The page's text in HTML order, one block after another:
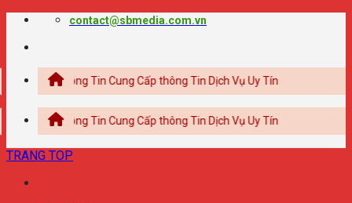
Chuyển
contact@sbmedia.com.vn
Thông Tin Cung Cấp thông Tin Dịch Vụ Uy Tín
Thông Tin Cung Cấp thông Tin Dịch Vụ Uy Tín
TRANG TOP